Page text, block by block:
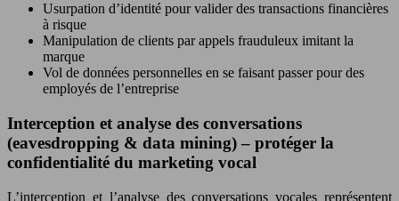
Usurpation d’identité pour valider des transactions financières
à risque
Manipulation de clients par appels frauduleux imitant la
marque
Vol de données personnelles en se faisant passer pour des
employés de l’entreprise
Interception et analyse des conversations
(eavesdropping & data mining) – protéger la
confidentialité du marketing vocal
L’interception et l’analyse des conversations vocales représentent